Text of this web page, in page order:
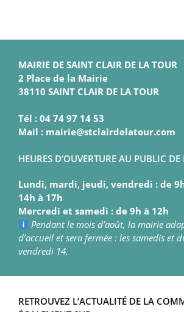
MAIRIE DE SAINT CLAIR DE LA TOUR
2 Place de la Mairie
38110 SAINT CLAIR DE LA TOUR
Tél : 04 74 97 14 53
Mail : mairie@stclairdelatour.com
HEURES D’OUVERTURE AU PUBLIC
Lundi, mardi, jeudi, vendredi : de
14h à 17h
Mercredi et samedi : de 9h à 12h
Pendant le mois d’août, la mairie
d’accueil et sera fermée : les samedis et
vendredi 14.
RETROUVEZ L’ACTUALITÉ DE LA